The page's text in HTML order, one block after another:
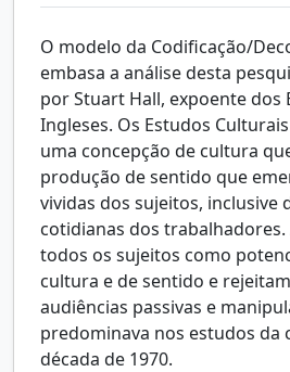
O modelo da Codificação/
embasa a análise desta
por Stuart Hall, expoente dos
Ingleses. Os Estudos
uma concepção de cultura
produção de sentido que
vividas dos sujeitos, inclusive
cotidianas dos
todos os sujeitos como
cultura e de sentido e
audiências passivas e
predominava nos estudos da
década de 1970.